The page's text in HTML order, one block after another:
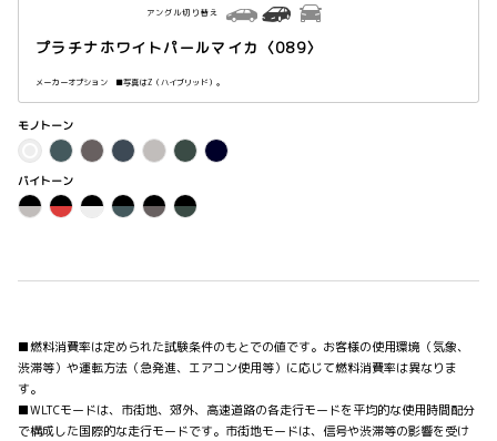
プラチナホワイトパールマイカ〈089〉
メーカーオプション ■写真はZ（ハイブリッド）。
アングル切り替え
モノトーン
バイトーン
■燃料消費率は定められた試験条件のもとでの値です。お客様の使用環境（気象、
渋滞等）や運転方法（急発進、エアコン使用等）に応じて燃料消費率は異なりま
す。
■WLTCモードは、市街地、郊外、高速道路の各走行モードを平均的な使用時間配分
で構成した国際的な走行モードです。市街地モードは、信号や渋滞等の影響を受け